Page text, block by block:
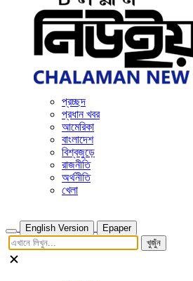
প্রচ্ছদ
প্রধান খবর
আমেরিকা
বাংলাদেশ
বিশ্বজুড়ে
রাজনীতি
অর্থনীতি
খেলা
English Version
Epaper
খুজুঁন